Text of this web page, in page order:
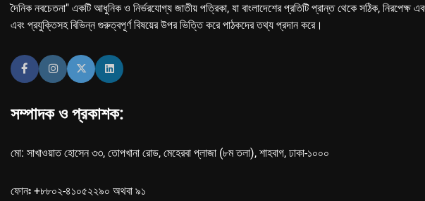
দৈনিক নবচেতনা" একটি আধুনিক ও নির্ভরযোগ্য জাতীয় পত্রিকা, যা বাংলাদেশের প্রতিটি প্রান্ত থেকে সঠিক, নিরপেক্ষ
এবং প্রযুক্তিসহ বিভিন্ন গুরুত্বপূর্ণ বিষয়ের উপর ভিত্তি করে পাঠকদের তথ্য প্রদান করে।
সম্পাদক ও প্রকাশক:
মো: সাখাওয়াত হোসেন ৩৩, তোপখানা রোড, মেহেরবা প্লাজা (৮ম তলা), শাহবাগ, ঢাকা-১০০০
ফোনঃ +৮৮০২-৪১০৫২২৯০ অথবা ৯১